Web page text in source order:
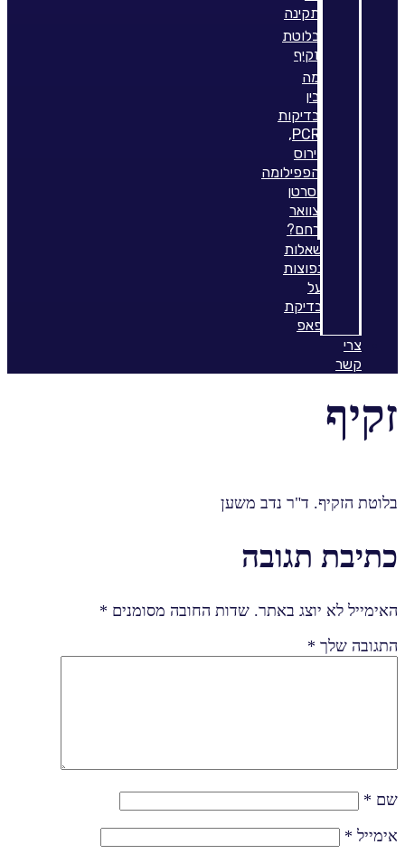
תקינה
בלוטת
זקיף
מה
בין
בדיקות
PCR,
וירוס
הפפילומה
וסרטן
צוואר
רחם?
שאלות
נפוצות
על
בדיקת
פאפ
צרי
קשר
זקיף
בלוטת הזקיף. ד"ר נדב משען
כתיבת תגובה
האימייל לא יוצג באתר. שדות החובה מסומנים *
התגובה שלך *
שם *
אימייל *